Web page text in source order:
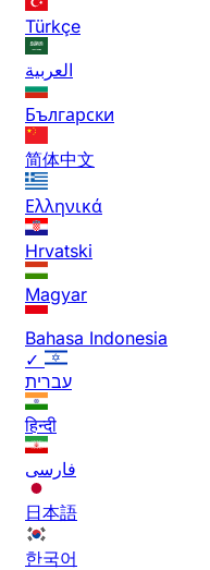
Türkçe
العربية
Български
简体中文
Ελληνικά
Hrvatski
Magyar
Bahasa Indonesia
✓
עברית
हिन्दी
فارسی
日本語
한국어